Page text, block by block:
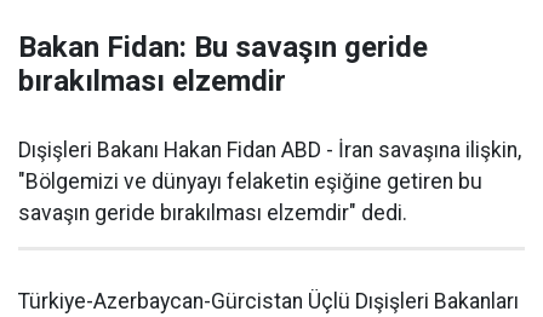
Bakan Fidan: Bu savaşın geride
bırakılması elzemdir
Dışişleri Bakanı Hakan Fidan ABD - İran savaşına ilişkin,
"Bölgemizi ve dünyayı felaketin eşiğine getiren bu
savaşın geride bırakılması elzemdir" dedi.
Türkiye-Azerbaycan-Gürcistan Üçlü Dışişleri Bakanları